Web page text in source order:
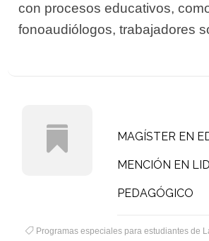
con procesos educativos,
fonoaudiólogos, trabajadores
MAGÍSTER EN
MENCIÓN EN
PEDAGÓGICO
Programas especiales para estudiantes de